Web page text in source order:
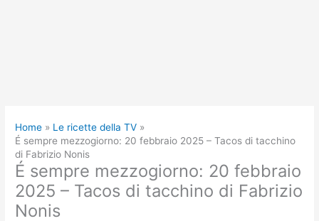
Home
Le ricette della TV
É sempre mezzogiorno: 20 febbraio 2025 – Tacos di tacchino
di Fabrizio Nonis
É sempre mezzogiorno: 20 febbraio
2025 – Tacos di tacchino di Fabrizio
Nonis